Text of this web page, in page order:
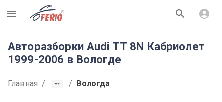
R
Авторазборки Audi TT 8N Кабриолет
1999-2006 в Вологде
Главная / / Вологда